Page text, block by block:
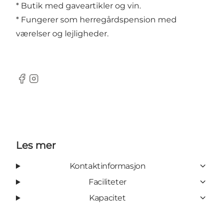
* Butik med gaveartikler og vin.
* Fungerer som herregårdspension med
værelser og lejligheder.
Facebook
Instagram
Les mer
Kontaktinformasjon
Faciliteter
Kapacitet